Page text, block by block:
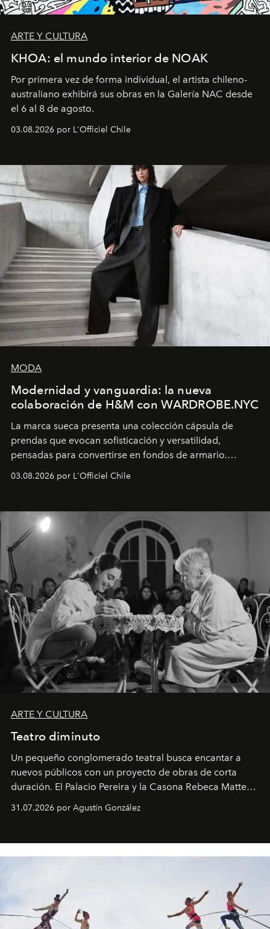
ARTE Y CULTURA
KHOA: el mundo interior de NOAK
Por primera vez de forma individual, el artista chileno-
australiano exhibirá sus obras en la Galería NAC desde
el 6 al 8 de agosto.
03.08.2026 por L'Officiel Chile
MODA
Modernidad y vanguardia: la nueva
colaboración de H&M con WARDROBE.NYC
La marca sueca presenta una colección cápsula de
prendas que evocan sofisticación y versatilidad,
pensadas para convertirse en fondos de armario.
Disponible en Chile desde el 6 de agosto.
03.08.2026 por L'Officiel Chile
ARTE Y CULTURA
Teatro diminuto
Un pequeño conglomerado teatral busca encantar a
nuevos públicos con un proyecto de obras de corta
duración. El Palacio Pereira y la Casona Rebeca Matte
son algunos de los lugares que han albergado estas
miniobras. Sus puestas en escena son limpias; ponen el
31.07.2026 por Agustín González